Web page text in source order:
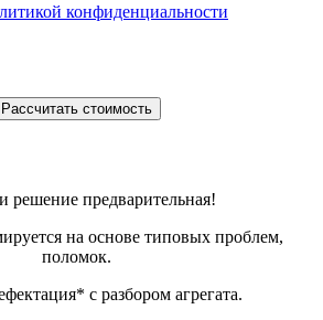
конфиденциальности
решение предварительная!
на основе типовых проблем,
поломок.
с разбором агрегата.